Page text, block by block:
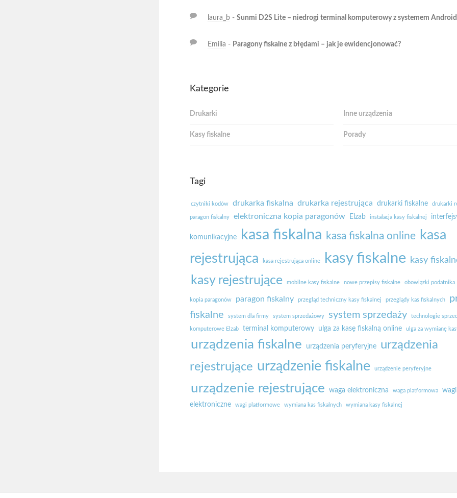
laura_b - Sunmi D2S Lite – niedrogi terminal komputerowy z systemem Android
Emilia - Paragony fiskalne z błędami – jak je ewidencjonować?
Kategorie
Drukarki Inne urządzenia
Kasy fiskalne Porady
Tagi
czytniki kodów drukarka fiskalna drukarka rejestrująca drukarki fiskalne drukarki
paragon fiskalny elektroniczna kopia paragonów Elzab instalacja kasy fiskalnej
komunikacyjne kasa fiskalna kasa fiskalna online kasa
rejestrująca
kasa rejestrująca online kasy fiskalne kasy
kasy rejestrujące mobilne kasy fiskalne nowe przepisy fiskalne obowiązki podatnika
kopia paragonów paragon fiskalny przegląd techniczny kasy fiskalnej przeglądy kas fiskalnych
fiskalne
system dla firmy system sprzedażowy system sprzedaży technologie
komputerowe Elzab terminal komputerowy ulga za kasę fiskalną online ulga za wymianę
urządzenia fiskalne urządzenia peryferyjne
urządzenia
rejestrujące urządzenie fiskalne urządzenie peryferyjne
urządzenie rejestrujące waga elektroniczna waga platformowa
wagi
elektroniczne
wagi platformowe wymiana kas fiskalnych wymiana kasy fiskalnej